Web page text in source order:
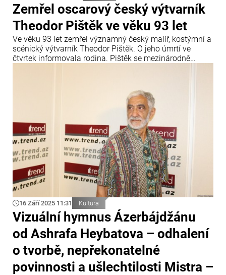
Zemřel oscarový český výtvarník
Theodor Pištěk ve věku 93 let
Ve věku 93 let zemřel významný český malíř, kostýmní a
scénický výtvarník Theodor Pištěk. O jeho úmrtí ve
čtvrtek informovala rodina. Pištěk se mezinárodně
16 Září 2025 11:31 Kultura
Vizuální hymnus Ázerbájdžánu
od Ashrafa Heybatova – odhalení
o tvorbě, nepřekonatelné
povinnosti a ušlechtilosti Mistra –